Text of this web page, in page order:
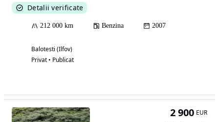
Detalii verificate
212 000 km Benzina 2007
Balotesti (Ilfov)
Privat • Publicat
2 900 EUR